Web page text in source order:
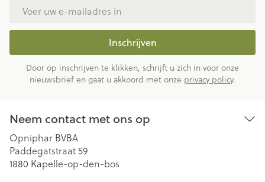
Inschrijven
Door op inschrijven te klikken, schrijft u zich in voor onze
nieuwsbrief en gaat u akkoord met onze privacy policy.
Neem contact met ons op
Opniphar BVBA
Paddegatstraat 59
1880 Kapelle-op-den-bos